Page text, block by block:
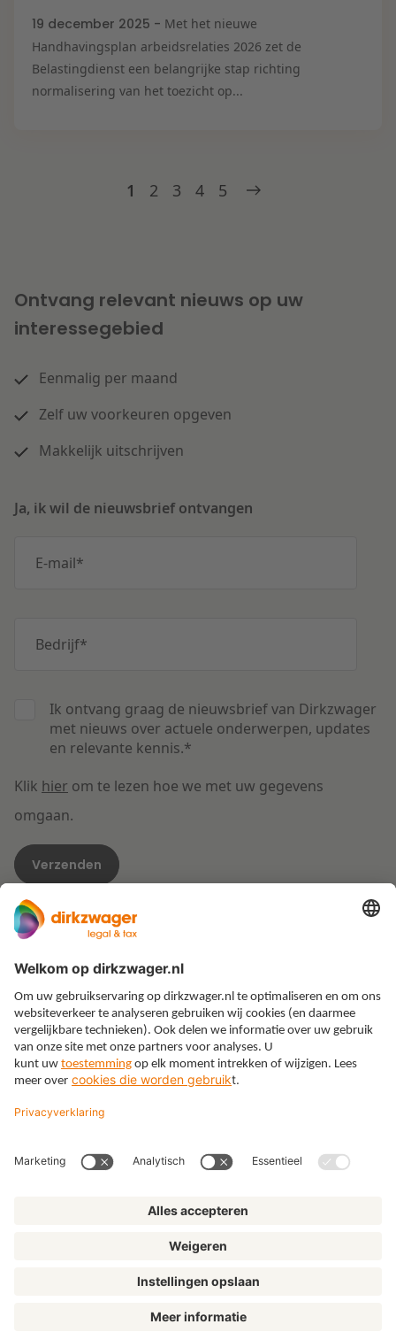
19 december 2025 - Met het nieuwe
Handhavingsplan arbeidsrelaties 2026 zet de
Belastingdienst een belangrijke stap richting
normalisering van het toezicht op...
1 2 3 4 5
Ontvang relevant nieuws op uw
interessegebied
Eenmalig per maand
Zelf uw voorkeuren opgeven
Makkelijk uitschrijven
Ja, ik wil de nieuwsbrief ontvangen
E-mail*
Bedrijf*
Ik ontvang graag de nieuwsbrief van Dirkzwager
met nieuws over actuele onderwerpen, updates
en relevante kennis.*
Klik hier om te lezen hoe we met uw gegevens
omgaan.
Expertises
Thema’s
Algemene voorwaarden Privacy